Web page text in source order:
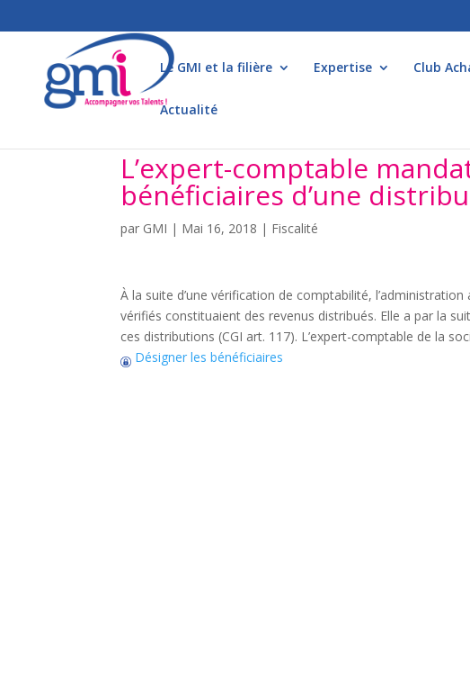
Le GMI et la filière Expertise Club
Actualité
L’expert-comptable
bénéficiaires d’une
par GMI | Mai 16, 2018 | Fiscalité
À la suite d’une vérification de comptabilité,
vérifiés constituaient des revenus distribués. Elle a par la
ces distributions (CGI art. 117). L’expert-comptable de la
Désigner les bénéficiaires